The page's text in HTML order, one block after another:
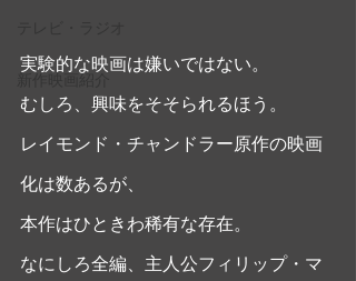
新作映画紹介
実験的な映画は嫌いではない。
むしろ、興味をそそられるほう。
レイモンド・チャンドラー原作の映画
化は数あるが、
本作はひときわ稀有な存在。
なにしろ全編、主人公フィリップ・マ